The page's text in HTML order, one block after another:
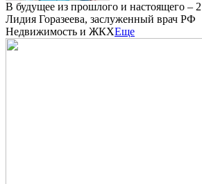
В будущее из прошлого и настоящего – 2
Лидия Горазеева, заслуженный врач РФ
Недвижимость и ЖКХЕще